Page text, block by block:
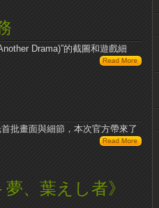
Drama)”的截圖和遊戲細
批畫面與細節，本次官方帶來了
、葉えし者》